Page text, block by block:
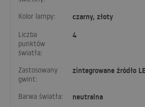
Kolor lampy: czarny, złoty
Liczba
punktów
światła:
4
Zastosowany
gwint:
zintegrowane źródło
Barwa światła: neutralna